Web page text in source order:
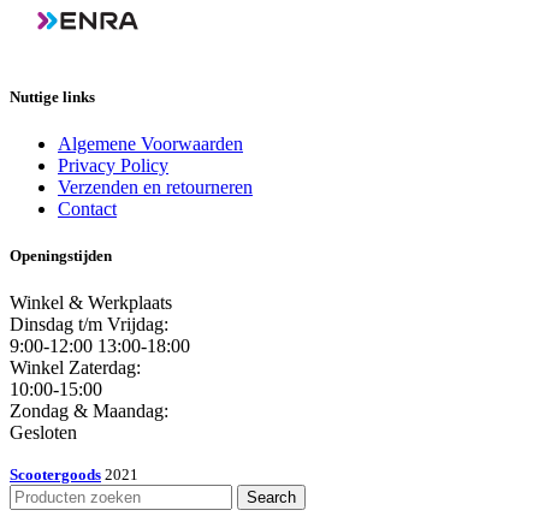
Nuttige links
Algemene Voorwaarden
Privacy Policy
Verzenden en retourneren
Contact
Openingstijden
Winkel & Werkplaats
Dinsdag t/m Vrijdag:
9:00-12:00 13:00-18:00
Winkel Zaterdag:
10:00-15:00
Zondag & Maandag:
Gesloten
Scootergoods 2021
Search